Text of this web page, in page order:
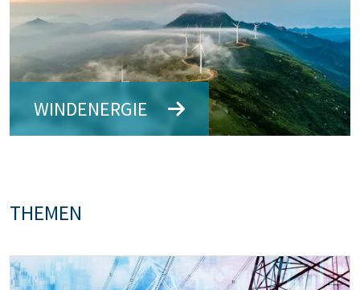
WINDENERGIE
THEMEN
Teaser: Strommarktdesign